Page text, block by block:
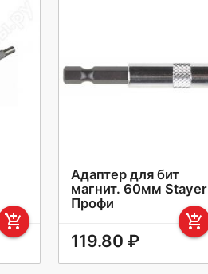
add_shopping_cart
Адаптер для бит
магнит. 60мм Stayer
Профи
add_shopping_cart
119.80 ₽